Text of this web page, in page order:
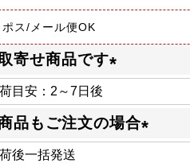
ポス/メール便OK
寄せ商品です
必
品もご注文の場合